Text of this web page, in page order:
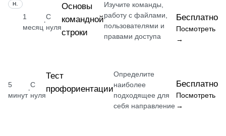
1
месяц
·
С
нуля
Основы
командной
строки
Изучите команды,
работу с файлами,
пользователями и
правами доступа
Бесплатно
Посмотреть
→
5
минут
·
С
нуля
Тест
профориентации
Определите
наиболее
подходящее для
себя направление
Бесплатно
Посмотреть
→